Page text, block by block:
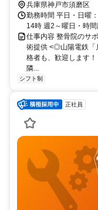
兵庫県神戸市須磨区
勤務時間 平日・日曜
14時 週2～曜日・時
仕事内容 整骨院のサ
術提供 <◎山陽電鉄
格者も、歓迎します
隣...
シフト制
正社員